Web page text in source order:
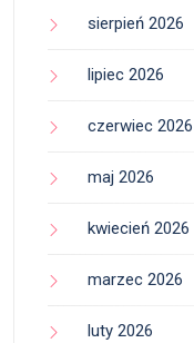
sierpień 2026
lipiec 2026
czerwiec 2026
maj 2026
kwiecień 2026
marzec 2026
luty 2026